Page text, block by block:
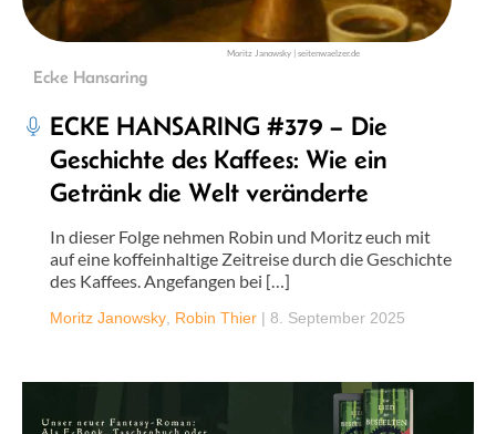
Moritz Janowsky | seitenwaelzer.de
Ecke Hansaring
ECKE HANSARING #379 – Die
Geschichte des Kaffees: Wie ein
Getränk die Welt veränderte
In dieser Folge nehmen Robin und Moritz euch mit
auf eine koffeinhaltige Zeitreise durch die Geschichte
des Kaffees. Angefangen bei […]
Moritz Janowsky Robin Thier | 8. September 2025